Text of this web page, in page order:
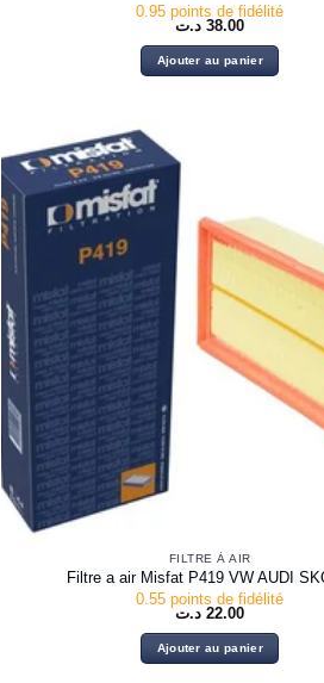
0.95 points de fidélité
38.00 د.ت
Ajouter au panier
FILTRE À AIR
Filtre a air Misfat P419 VW AUDI
0.55 points de fidélité
22.00 د.ت
Ajouter au panier